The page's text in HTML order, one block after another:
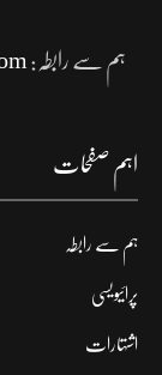
ہم سے رابطہ:
اہم صفحات
ہم سے رابطہ
پرائیویسی
اشتہارات